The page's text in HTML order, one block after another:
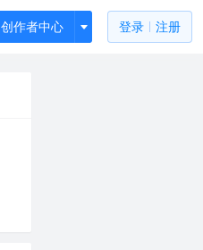
创作者中心 登录 注册